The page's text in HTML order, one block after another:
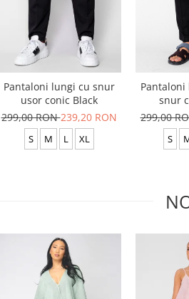
Pantaloni lungi cu snur
usor conic Black
299,00 RON239,20 RON
S M L XL
snur
299,00
S